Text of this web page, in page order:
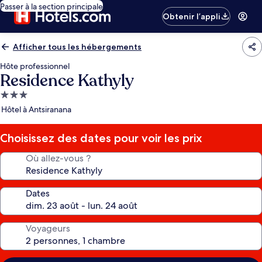
Passer à la section principale
Obtenir l’appli
Afficher tous les hébergements
Hôte professionnel
Residence Kathyly
Hébergement
3.0 étoiles
Hôtel à Antsiranana
Choisissez des dates pour voir les prix
Où allez-vous ?
Dates
Voyageurs